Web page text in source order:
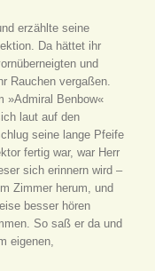
erzählte seine
Da hättet ihr
und
Rauchen vergaßen.
»Admiral Benbow«
laut auf den
seine lange Pfeife
fertig war, war Herr
sich erinnern wird –
Zimmer herum, und
besser hören
So saß er da und
eigenen,